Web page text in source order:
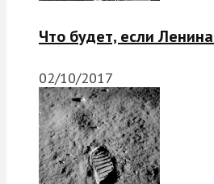
Что будет, если
02/10/2017